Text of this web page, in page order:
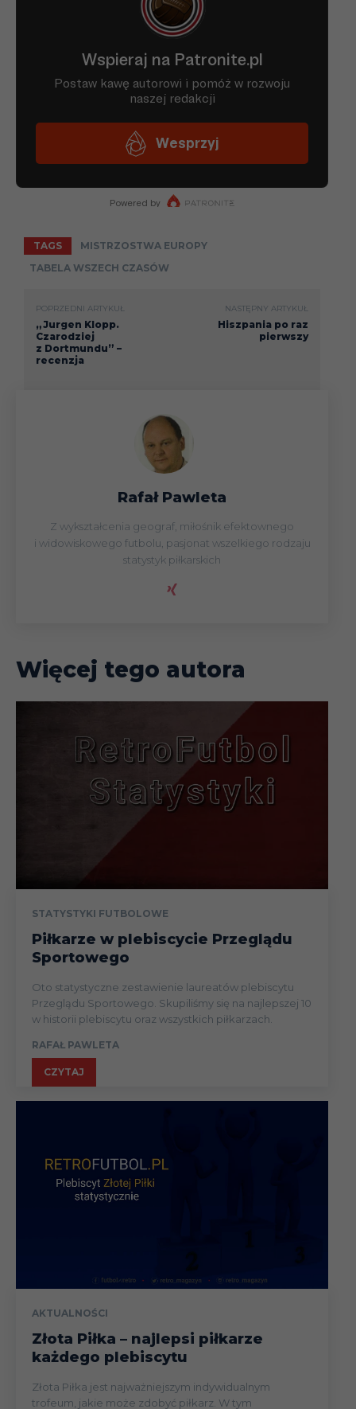
TAGS
MISTRZOSTWA EUROPY
TABELA WSZECH CZASÓW
POPRZEDNI ARTYKUŁ
„Jurgen Klopp.
Czarodziej
z Dortmundu” –
recenzja
NASTĘPNY ARTYKUŁ
Hiszpania po raz
pierwszy
Rafał Pawleta
Z wykształcenia geograf, miłośnik efektownego
i widowiskowego futbolu, pasjonat wszelkiego rodzaju
statystyk piłkarskich
Więcej tego autora
STATYSTYKI FUTBOLOWE
Piłkarze w plebiscycie Przeglądu
Sportowego
Oto statystyczne zestawienie laureatów plebiscytu
Przeglądu Sportowego. Skupiliśmy się na najlepszej 10
w historii plebiscytu oraz wszystkich piłkarzach.
RAFAŁ PAWLETA
CZYTAJ
AKTUALNOŚCI
Złota Piłka – najlepsi piłkarze
każdego plebiscytu
Złota Piłka jest najważniejszym indywidualnym
trofeum, jakie może zdobyć piłkarz. W tym